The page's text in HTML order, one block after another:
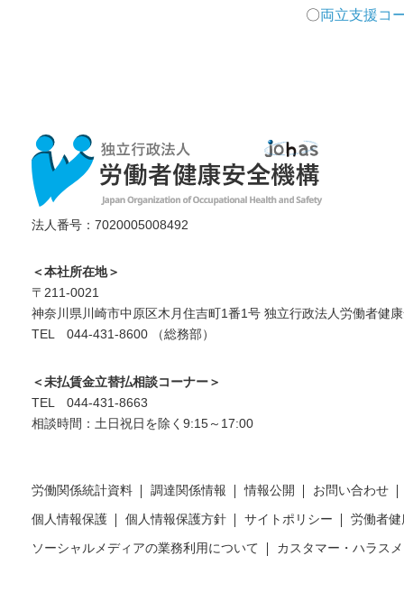
〇両立支援コ
法人番号：7020005008492
＜本社所在地＞
〒211-0021
神奈川県川崎市中原区木月住吉町1番1号 独立行政法人労働者健
TEL 044-431-8600 （総務部）
＜未払賃金立替払相談コーナー＞
TEL 044-431-8663
相談時間：土日祝日を除く9:15～17:00
労働関係統計資料 調達関係情報 情報公開
お問い合わせ
個人情報保護
個人情報保護方針 サイトポリシー
労働者
ソーシャルメディアの業務利用について
カスタマー・ハラス